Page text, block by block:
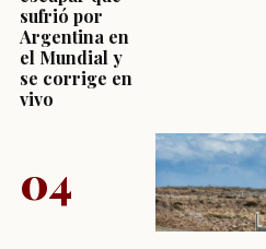
sufrió por
Argentina en
el Mundial y
se corrige en
vivo
04